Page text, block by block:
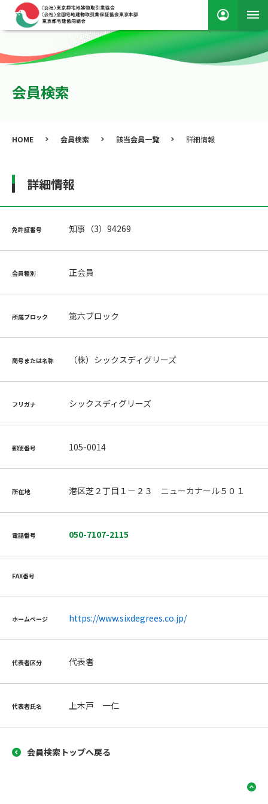
会員検索
HOME 会員検索 該当会員一覧 詳細情報
詳細情報
免許証番号 知事（3）94269
会員種別 正会員
所属ブロック 第六ブロック
商号または名称 （株）シックスディグリーズ
フリガナ シックスディグリーズ
郵便番号 105-0014
所在地 港区芝２丁目１－２３ ニューカナール５０１
電話番号 050-7107-2115
FAX番号
ホームページ https://www.sixdegrees.co.jp/
代表者区分 代表者
代表者氏名 上木戸 一仁
会員検索トップへ戻る